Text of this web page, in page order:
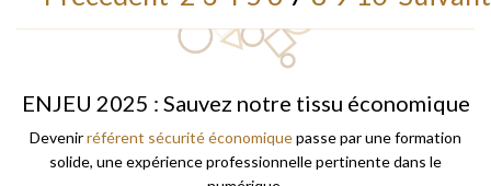
ENJEU 2025 : Sauvez notre tissu économique
Devenirréférent sécurité économiquepasse par une formation
solide, une expérience professionnelle pertinente dans le